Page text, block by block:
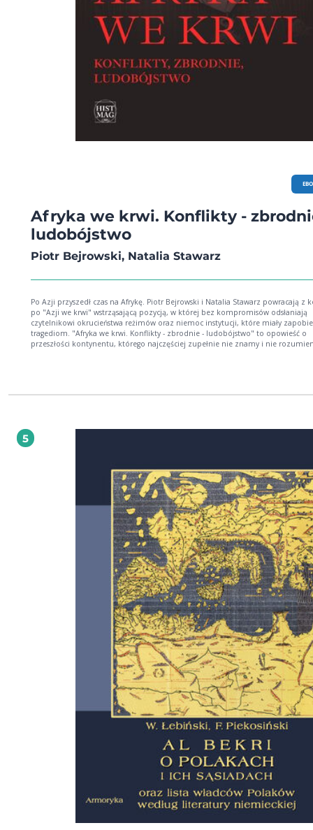
Afryka we krwi. Konflikty -
ludobójstwo
Piotr Bejrowski, Natalia Stawarz
Po Azji przyszedł czas na Afrykę. Piotr Bejrowski i Natalia Stawarz powracają z kolejną
po "Azji we krwi" wstrząsającą pozycją, w której bez kompromisów odsłaniają
czytelnikowi okrucieństwa reżimów oraz niemoc instytucji, które miały
tragediom. "Afryka we krwi. Konflikty - zbrodnie - ludobójstwo" to opowieść o
przeszłości kontynentu, którego najczęściej zupełnie nie znamy i nie
tragiczne historie ludzi uciskanych przez systemy i dyktatorów - zmuszanych do
rodziły się też jednak nadzieja na lepszą przyszłość i wola, by do niej dążyć
wszelkim przeciwnościom. E-book Piotra Bejrowskiego i Natalii Stawarz to także
świadectwo niezliczonych masowych zbrodni, jakie przetoczyły się przez
pilnie studiować - aby już nigdy więcej się nie powtórzyły. Poznaj tajniki politycznych
rozgrywek, rozdzierających od wieków Afrykę; Zajrzyj za kulisy historii, o której głośno
Piotr Bejrowski - absolwent historii i politologii na Uniwersytecie Gdańskim.
Współpracownik i wieloletni członek redakcji portalu Histmag.org. Autor
kilkudziesięciu recenzji i tekstów popularnonaukowych, publikowanych m.in.
"Histmagu" "Nowych Książkach", Onet.pl i "Pomeranii". Natalia Stawarz - absolwentka
historii i archeologii, doktor archeologii w Instytucie Archeologii Uniwersytetu
Kopernika w Toruniu, współpracowniczka i wieloletnia członkini redakcji
Histmag.org. Interesuje się historią i kulturą Dalekiego Wschodu, zwłaszcza
zakres jej zainteresowań wchodzi również historia XX wieku oraz dzieje kultury
5